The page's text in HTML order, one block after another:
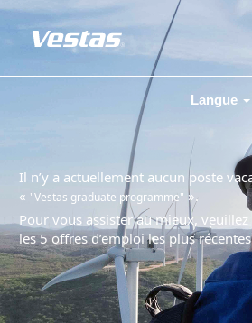
Langue
Il n’y a actuellement aucun poste
« "Vestas graduate programme" ».
Pour vous assister au mieux,
les 5 offres d’emploi les plus